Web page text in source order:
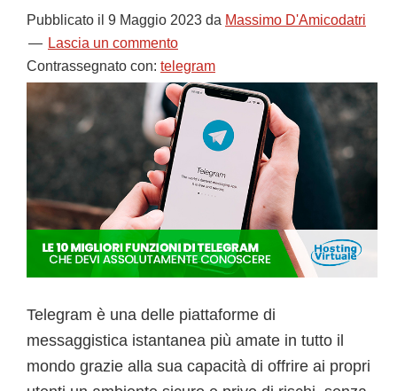
Pubblicato il 9 Maggio 2023 da Massimo D'Amicodatri
Lascia un commento
Contrassegnato con: telegram
Telegram è una delle piattaforme di
messaggistica istantanea più amate in tutto il
mondo grazie alla sua capacità di offrire ai propri